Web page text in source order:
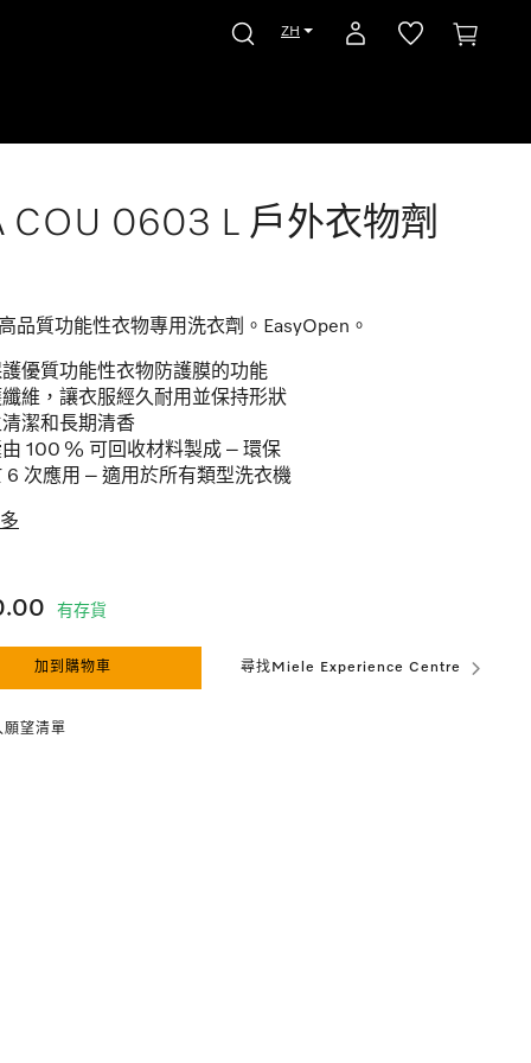
ZH
COU 0603 L 戶外衣物劑
品質功能性衣物專用洗衣劑。EasyOpen。
優質功能性衣物防護膜的功能
維，讓衣服經久耐用並保持形狀
潔和長期清香
100 % 可回收材料製成 – 環保
6 次應用 – 適用於所有類型洗衣機
有存貨
加到購物車 尋找Miele Experience Centre
願望清單